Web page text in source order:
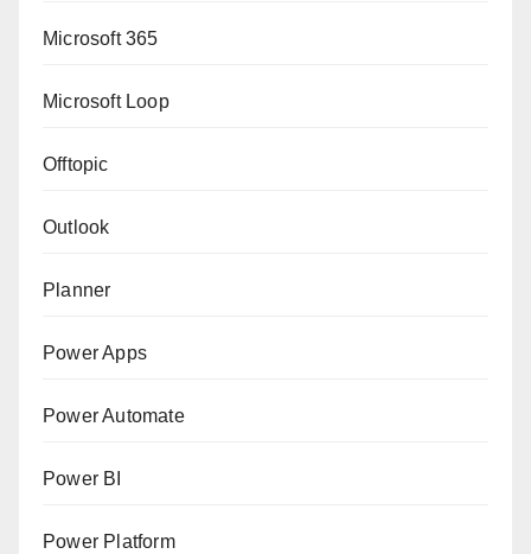
Microsoft 365
Microsoft Loop
Offtopic
Outlook
Planner
Power Apps
Power Automate
Power BI
Power Platform